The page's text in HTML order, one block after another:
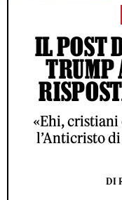
IL POST
TRUMP
«Ehi, cristiani
l’Anticristo
DI